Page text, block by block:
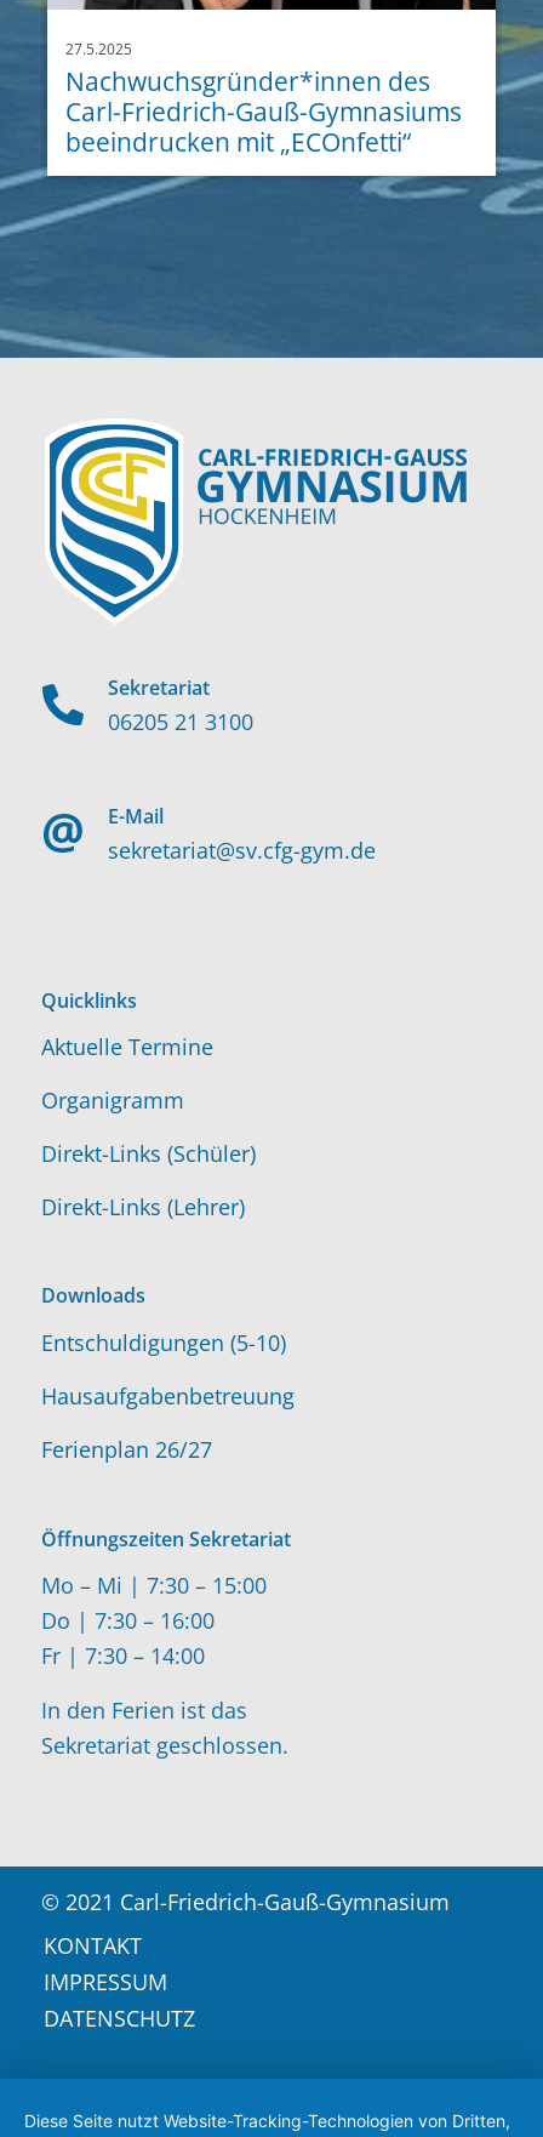
27.5.2025
Nachwuchsgründer*innen des
Carl-Friedrich-Gauß-Gymnasiums
beeindrucken mit „ECOnfetti“
Sekretariat
06205 21 3100
E-Mail
sekretariat@sv.cfg-gym.de
Quicklinks
Aktuelle Termine
Organigramm
Direkt-Links (Schüler)
Direkt-Links (Lehrer)
Downloads
Entschuldigungen (5-10)
Hausaufgabenbetreuung
Ferienplan 26/27
Öffnungszeiten Sekretariat
Mo – Mi | 7:30 – 15:00
Do | 7:30 – 16:00
Fr | 7:30 – 14:00
In den Ferien ist das
Sekretariat geschlossen.
© 2021 Carl-Friedrich-Gauß-Gymnasium
KONTAKT
IMPRESSUM
DATENSCHUTZ
Diese Seite nutzt Website-Tracking-Technologien von Dritten,